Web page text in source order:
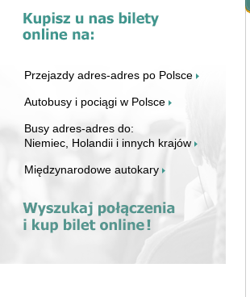
Przejazdy adres-adres po Polsce
Autobusy i pociągi w Polsce
Busy adres-adres do:
Niemiec, Holandii i innych krajów
Międzynarodowe autokary